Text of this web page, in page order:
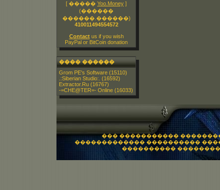
[ ����� Yoo.Money ]
(������
������.������)
410011494554572
Contactus if you wish
PayPal or BitCoin donation
���� ������
Grom PE's Software (15110)
.:Siberian Studio:. (16592)
Extractor.Ru (16767)
-=CHE@TER=- Online (16033)
��� �����������
������������� ����������
����������